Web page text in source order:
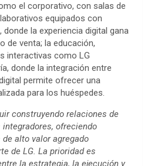
el corporativo, con salas de
equipados con
donde la experiencia digital gana
de venta; la educación,
interactivas como LG
donde la integración entre
permite ofrecer una
para los huéspedes.
construyendo relaciones de
ofreciendo
alto valor agregado
de LG. La prioridad es
la estrategia, la ejecución y